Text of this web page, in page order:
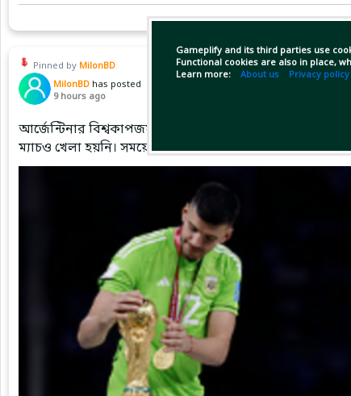
Gameplify and its third parties use
Functional cookies are also in place,
Learn more: About us Privacy policy
Pinned by MilonBD
MilonBD has posted
9 hours ago
আর্জেন্টিনার বিশ্বকাপজয়ী গোলরক্ষক ফিরলেন ম্যান সিটিতে।
ম্যাচও খেলা হয়নি। সময়ের চাকা ঘুরে এবার সেই পুরোনো